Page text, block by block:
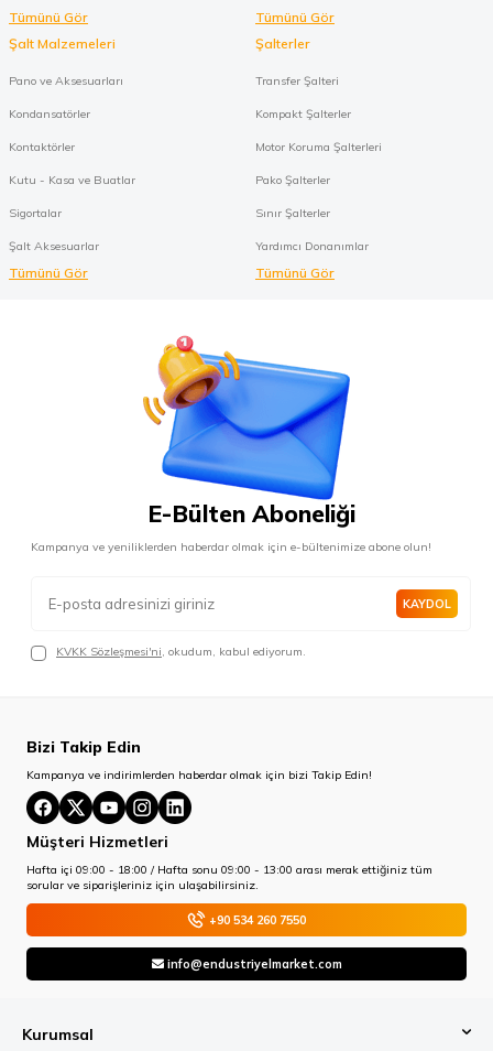
Tümünü Gör
Tümünü Gör
Şalt Malzemeleri
Pano ve Aksesuarları
Kondansatörler
Kontaktörler
Kutu - Kasa ve Buatlar
Sigortalar
Şalt Aksesuarlar
Tümünü Gör
Şalterler
Transfer Şalteri
Kompakt Şalterler
Motor Koruma Şalterleri
Pako Şalterler
Sınır Şalterler
Yardımcı Donanımlar
Tümünü Gör
E-Bülten Aboneliği
Kampanya ve yeniliklerden haberdar olmak için e-bültenimize abone olun!
KAYDOL
KVKK Sözleşmesi'ni, okudum, kabul ediyorum.
Bizi Takip Edin
Kampanya ve indirimlerden haberdar olmak için bizi Takip Edin!
Müşteri Hizmetleri
Hafta içi 09:00 - 18:00 / Hafta sonu 09:00 - 13:00 arası merak ettiğiniz tüm
sorular ve siparişleriniz için ulaşabilirsiniz.
+90 534 260 7550
info@endustriyelmarket.com
Kurumsal